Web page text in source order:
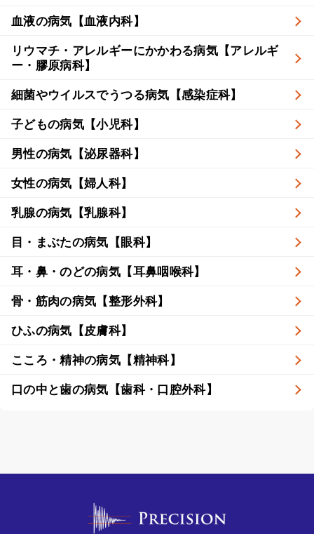
血液の病気【血液内科】
リウマチ・アレルギーにかかわる病気【アレルギ
ー・膠原病科】
細菌やウイルスでうつる病気【感染症科】
子どもの病気【小児科】
男性の病気【泌尿器科】
女性の病気【婦人科】
乳腺の病気【乳腺科】
目・まぶたの病気【眼科】
耳・鼻・のどの病気【耳鼻咽喉科】
骨・筋肉の病気【整形外科】
ひふの病気【皮膚科】
こころ・精神の病気【精神科】
口の中と歯の病気【歯科・口腔外科】